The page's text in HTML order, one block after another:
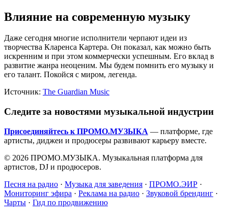
Влияние на современную музыку
Даже сегодня многие исполнители черпают идеи из
творчества Кларенса Картера. Он показал, как можно быть
искренним и при этом коммерчески успешным. Его вклад в
развитие жанра неоценим. Мы будем помнить его музыку и
его талант. Покойся с миром, легенда.
Источник: The Guardian Music
Следите за новостями музыкальной индустрии
Присоединяйтесь к ПРОМО.МУЗЫКА — платформе, где
артисты, диджеи и продюсеры развивают карьеру вместе.
© 2026 ПРОМО.МУЗЫКА. Музыкальная платформа для
артистов, DJ и продюсеров.
Песня на радио · Музыка для заведения · ПРОМО.ЭИР ·
Мониторинг эфира · Реклама на радио · Звуковой брендинг ·
Чарты · Гид по продвижению